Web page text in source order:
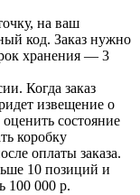
на ваш
код. Заказ нужно
хранения — 3
Когда заказ
извещение о
состояние
коробку
оплаты заказа.
10 позиций и
100 000 р.